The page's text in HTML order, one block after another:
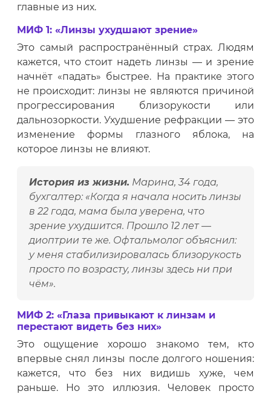
главные из них.
МИФ 1: «Линзы ухудшают зрение»
Это самый распространённый страх. Людям
кажется, что стоит надеть линзы — и зрение
начнёт «падать» быстрее. На практике этого
не происходит: линзы не являются причиной
прогрессирования близорукости или
дальнозоркости. Ухудшение рефракции — это
изменение формы глазного яблока, на
которое линзы не влияют.
История из жизни. Марина, 34 года,
бухгалтер: «Когда я начала носить линзы
в 22 года, мама была уверена, что
зрение ухудшится. Прошло 12 лет —
диоптрии те же. Офтальмолог объяснил:
у меня стабилизировалась близорукость
просто по возрасту, линзы здесь ни при
чём».
МИФ 2: «Глаза привыкают к линзам и
перестают видеть без них»
Это ощущение хорошо знакомо тем, кто
впервые снял линзы после долгого ношения:
кажется, что без них видишь хуже, чем
раньше. Но это иллюзия. Человек просто